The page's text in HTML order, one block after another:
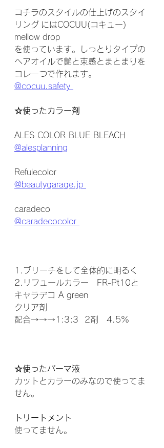
コチラのスタイルの仕上げのスタイ
リング にはCOCUU(コキュー)
mellow drop
を使っています。しっとりタイプの
ヘアオイルで艶と束感とまとまりを
コレ一つで作れます。
@cocuu.safety
☆使ったカラー剤
ALES COLOR BLUE BLEACH
@alesplanning
Refulecolor
@beautygarage.jp
caradeco
@caradecocolor
1.ブリーチをして全体的に明るく
2.リフュールカラー　FR-Pt10と
キャラデコ A green
クリア剤
配合→→→1:3:3  2剤　4.5%
☆使ったパーマ液
カットとカラーのみなので使ってま
せん。
トリートメント
使ってません。